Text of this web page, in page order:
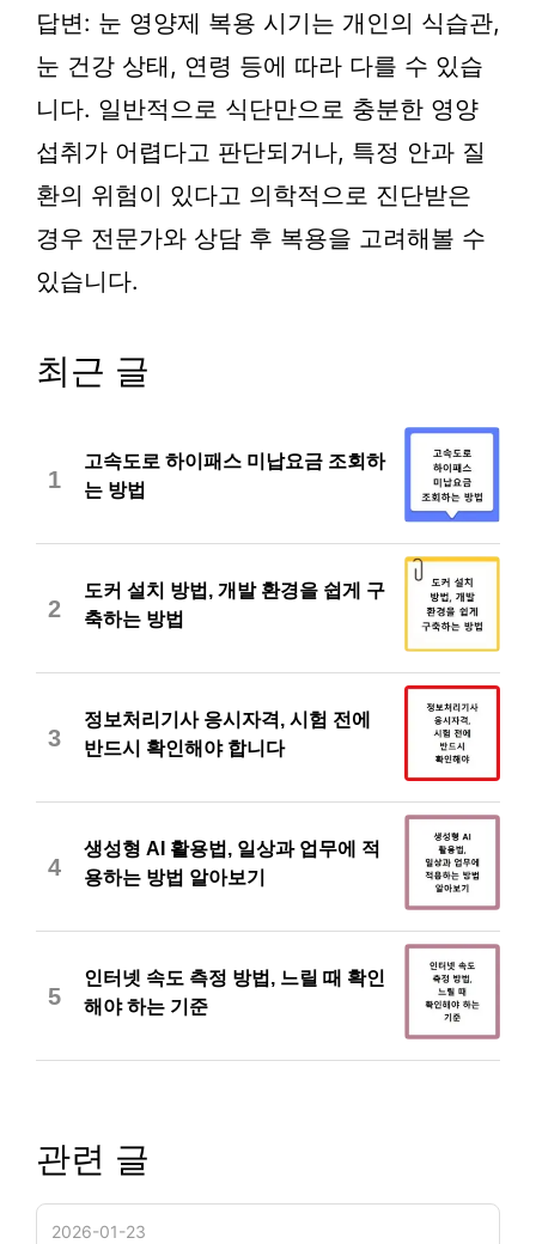
답변: 눈 영양제 복용 시기는 개인의 식습관,
눈 건강 상태, 연령 등에 따라 다를 수 있습
니다. 일반적으로 식단만으로 충분한 영양
섭취가 어렵다고 판단되거나, 특정 안과 질
환의 위험이 있다고 의학적으로 진단받은
경우 전문가와 상담 후 복용을 고려해볼 수
있습니다.
최근 글
1
고속도로 하이패스 미납요금 조회하
는 방법
2
도커 설치 방법, 개발 환경을 쉽게 구
축하는 방법
3
정보처리기사 응시자격, 시험 전에
반드시 확인해야 합니다
4
생성형 AI 활용법, 일상과 업무에 적
용하는 방법 알아보기
5
인터넷 속도 측정 방법, 느릴 때 확인
해야 하는 기준
관련 글
2026-01-23